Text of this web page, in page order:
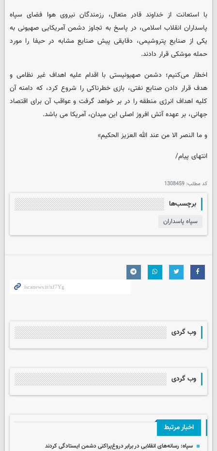
با استعانت از خداوند قادر متعال، رزمندگان نیروی هوا فضای سپاه
پاسداران انقلاب اسلامی، در پاسخ به تجاوز دشمن آمریکایی صهیونی به
یکی از صنایع پتروشیمی، دقایقی پیش صنایع مشابه در حیفا را مورد
حمله موشکی قرار دادند.
اخطار می‌کنیم؛ دشمن صهیونیستی با اقدام علیه اهداف غیر نظامی و
هدف قرار دادن صنایع نفتی، بازی خطرناکی را شروع کرد، که دامنه آن
کلیه اهداف انرژی منطقه را در بر خواهد گرفت و عواقب آن برای اقتصاد
جهانی، بر عهده آتش افروز اصلی این میدان، آمریکا می باشد.
و ما النصر الا من عند الله العزیز الحکیم»
انتهای پیام/
کد مطلب: 1308459
برچسب‌ها
سپاه پاسداران
وب گردی
وب گردی
اخبار مرتبط
سپاه: رسانه‌های انقلابی در برابر دروغ‌پراکنی دشمن ایستادگی کردند